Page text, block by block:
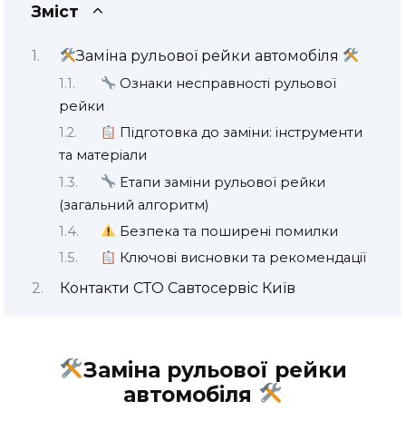
Зміст
Заміна рульової рейки автомобіля
Ознаки несправності рульової
рейки
Підготовка до заміни: інструменти
та матеріали
Етапи заміни рульової рейки
(загальний алгоритм)
Безпека та поширені помилки
Ключові висновки та рекомендації
Контакти СТО Савтосервіс Київ
Заміна рульової рейки
автомобіля